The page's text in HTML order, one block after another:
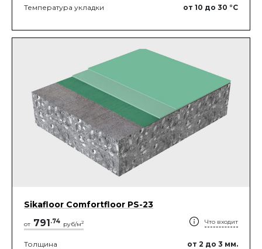
Температура укладки от 10 до 30 °C
Sikafloor Comfortfloor PS-23
от 791.74 руб/м2 Что входит
Толщина от 2 до 3 мм.